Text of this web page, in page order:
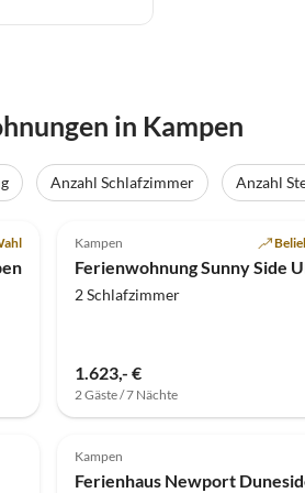
in Kampen
Anzahl Schlafzimmer Anzahl
Kampen
Ferienwohnung Sunny Side
2 Schlafzimmer
1.623,- €
2 Gäste / 7 Nächte
Kampen
Ferienhaus Newport